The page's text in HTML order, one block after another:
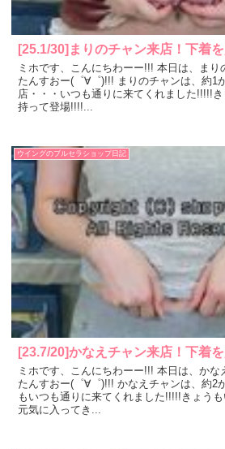
[25.1/30]まりのチャン来店！下着
ミホです、こんにちわーー!!! 本日は、ま
たんすおー(゜∀゜)!!! まりのチャンは、約1
店・・・いつも通りに来てくれました!!!!!
持って登場!!!!...
ウイングのブルセラショップ日記
[23.7/20]かなえチャン来店！下着
ミホです、こんにちわーー!!! 本日は、か
たんすおー(゜∀゜)!!! かなえチャンは、約2
もいつも通りに来てくれました!!!!!きょう
元気に入ってき...